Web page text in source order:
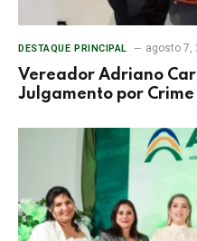
DESTAQUE PRINCIPAL agosto 7,
Vereador Adriano
Julgamento por Crime